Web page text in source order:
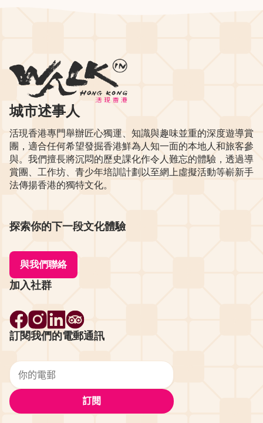
城市述事人
活現香港專門舉辦匠心獨運、知識與趣味並重的深度遊導賞
團，適合任何希望發掘香港鮮為人知一面的本地人和旅客參
與。我們擅長將沉悶的歷史課化作令人難忘的體驗，透過導
賞團、工作坊、青少年培訓計劃以至網上虛擬活動等嶄新手
法傳揚香港的獨特文化。
探索你的下一段文化體驗
與我們聯絡
加入社群
訂閱我們的電郵通訊